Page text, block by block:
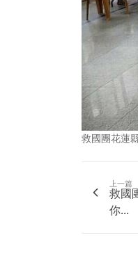
救國團花蓮
上一篇
救國
你...